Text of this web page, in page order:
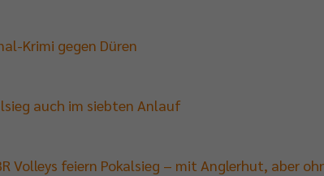
Krimi gegen Düren
auch im siebten Anlauf
Volleys feiern Pokalsieg – mit Anglerhut, aber